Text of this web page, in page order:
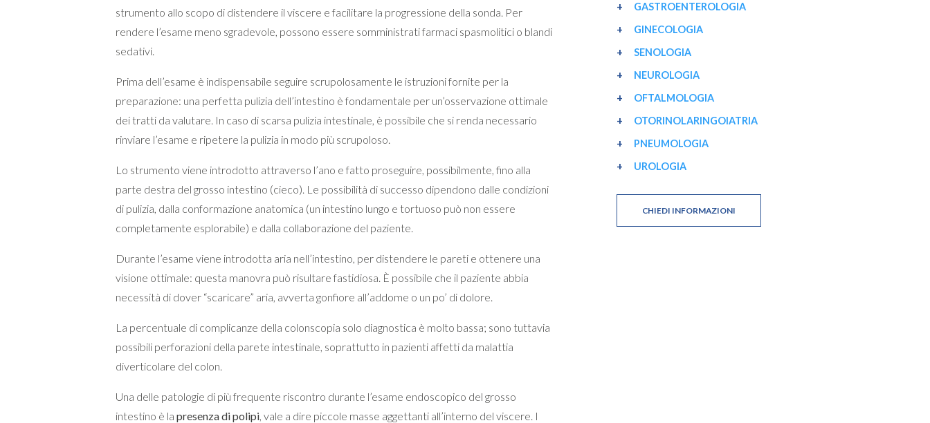
strumento allo scopo di distendere il viscere e facilitare la progressione della sonda. Per
rendere l’esame meno sgradevole, possono essere somministrati farmaci spasmolitici o blandi
sedativi.
Prima dell’esame è indispensabile seguire scrupolosamente le istruzioni fornite per la
preparazione: una perfetta pulizia dell’intestino è fondamentale per un’osservazione ottimale
dei tratti da valutare. In caso di scarsa pulizia intestinale, è possibile che si renda necessario
rinviare l’esame e ripetere la pulizia in modo più scrupoloso.
Lo strumento viene introdotto attraverso l’ano e fatto proseguire, possibilmente, fino alla
parte destra del grosso intestino (cieco). Le possibilità di successo dipendono dalle condizioni
di pulizia, dalla conformazione anatomica (un intestino lungo e tortuoso può non essere
completamente esplorabile) e dalla collaborazione del paziente.
Durante l’esame viene introdotta aria nell’intestino, per distendere le pareti e ottenere una
visione ottimale: questa manovra può risultare fastidiosa. È possibile che il paziente abbia
necessità di dover “scaricare” aria, avverta gonfiore all’addome o un po’ di dolore.
La percentuale di complicanze della colonscopia solo diagnostica è molto bassa; sono tuttavia
possibili perforazioni della parete intestinale, soprattutto in pazienti affetti da malattia
diverticolare del colon.
Una delle patologie di più frequente riscontro durante l’esame endoscopico del grosso
intestino è la presenza di polipi, vale a dire piccole masse aggettanti all’interno del viscere. I
GASTROENTEROLOGIA
GINECOLOGIA
SENOLOGIA
NEUROLOGIA
OFTALMOLOGIA
OTORINOLARINGOIATRIA
PNEUMOLOGIA
UROLOGIA
CHIEDI INFORMAZIONI